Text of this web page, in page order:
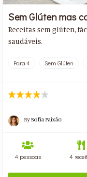
Sem Glúten mas
Receitas sem glúten,
saudáveis.
Para 4 Sem Glúten
BySofia Paixão
4 pessoas 4